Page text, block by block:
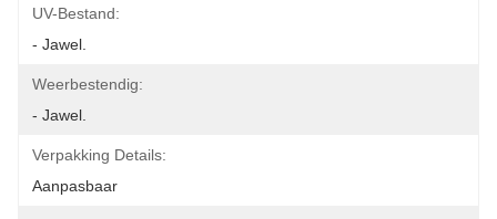
UV-Bestand:
- Jawel.
Weerbestendig:
- Jawel.
Verpakking Details:
Aanpasbaar